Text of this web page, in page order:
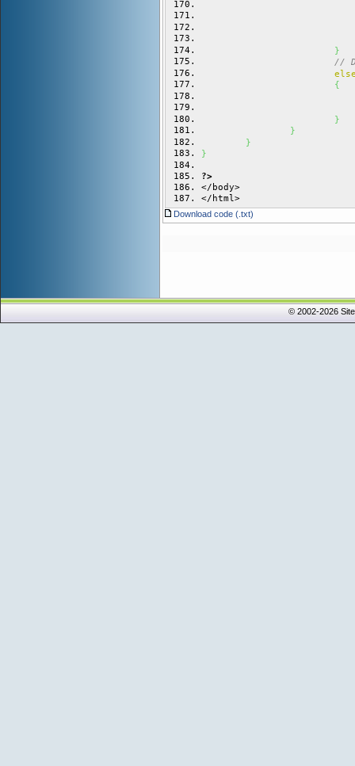
}
//
{
}
}
}
}
?>
</body>
</html>
Download code (.txt)
© 2002-2026